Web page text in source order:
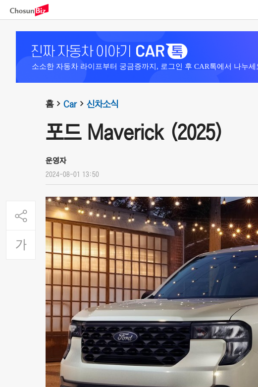
소소한 자동차 라이프부터 궁금증까지, 로그인 후 CAR톡에서 나누세
홈 Car 신차소식
포드 Maverick (2025)
운영자
2024-08-01 13:50